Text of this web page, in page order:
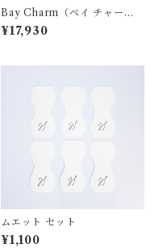
Bay Charm（ベイ チャー
ム）- white
¥17,930
ムエット セット
¥1,100